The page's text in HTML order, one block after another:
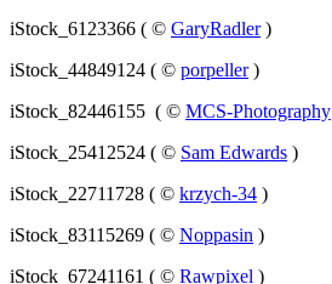
iStock_6123366 ( © GaryRadler)
iStock_44849124 ( © porpeller)
iStock_82446155 ( © MCS-Photography
iStock_25412524 ( © Sam Edwards )
iStock_22711728 ( © krzych-34 )
iStock_83115269 ( © Noppasin )
iStock_67241161 ( © Rawpixel )